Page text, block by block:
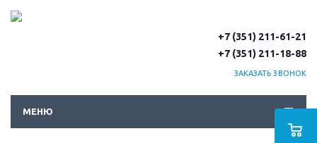
+7 (351) 211-61-21
+7 (351) 211-18-88
ЗАКАЗАТЬ ЗВОНОК
МЕНЮ